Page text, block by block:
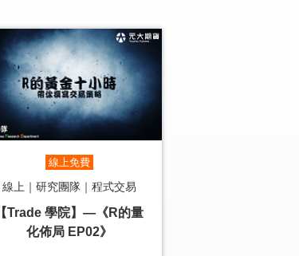
線上免費
線上｜研究團隊｜程式交易
【Trade 學院】—《R的量
化佈局 EP02》